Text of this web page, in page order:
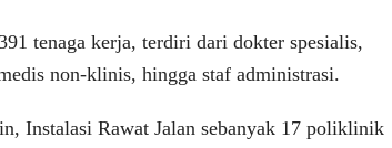
tenaga kerja, terdiri dari dokter spesialis,
non-klinis, hingga staf administrasi.
Instalasi Rawat Jalan sebanyak 17 poliklinik